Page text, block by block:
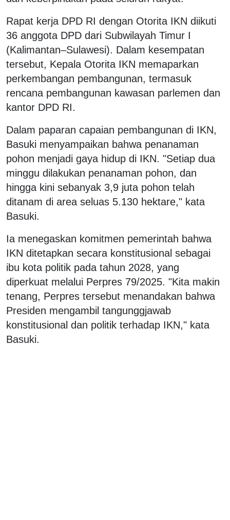
Rapat kerja DPD RI dengan Otorita IKN diikuti
36 anggota DPD dari Subwilayah Timur I
(Kalimantan–Sulawesi). Dalam kesempatan
tersebut, Kepala Otorita IKN memaparkan
perkembangan pembangunan, termasuk
rencana pembangunan kawasan parlemen dan
kantor DPD RI.
Dalam paparan capaian pembangunan di IKN,
Basuki menyampaikan bahwa penanaman
pohon menjadi gaya hidup di IKN. "Setiap dua
minggu dilakukan penanaman pohon, dan
hingga kini sebanyak 3,9 juta pohon telah
ditanam di area seluas 5.130 hektare," kata
Basuki.
Ia menegaskan komitmen pemerintah bahwa
IKN ditetapkan secara konstitusional sebagai
ibu kota politik pada tahun 2028, yang
diperkuat melalui Perpres 79/2025. "Kita makin
tenang, Perpres tersebut menandakan bahwa
Presiden mengambil tangunggjawab
konstitusional dan politik terhadap IKN," kata
Basuki.